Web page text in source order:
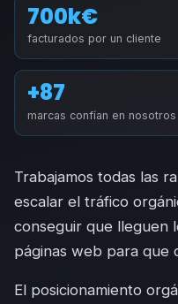
700k€
facturados por un cliente
+87
marcas confían en nosotros
Trabajamos todas las
escalar el tráfico
conseguir que lleguen
páginas web para que
El posicionamiento